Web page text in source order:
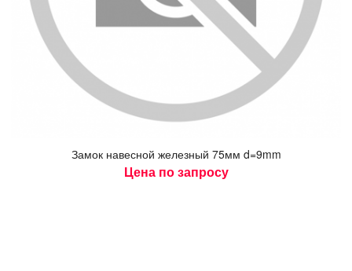
За­мок на­вес­ной же­лез­ный 75мм d=9mm
Цена по запросу